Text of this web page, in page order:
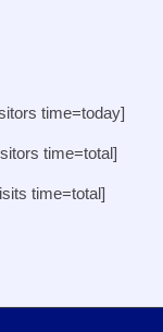
time=today]
time=total]
time=total]